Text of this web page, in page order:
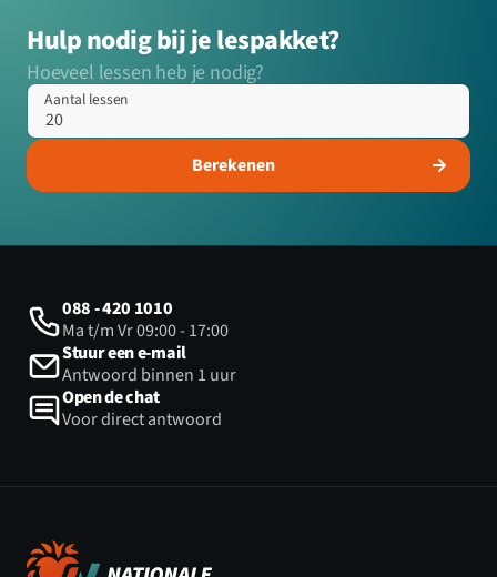
Hulp nodig bij je lespakket?
Hoeveel lessen heb je nodig?
Aantal lessen
Berekenen
088 - 420 1010
Ma t/m Vr 09:00 - 17:00
Stuur een e-mail
Antwoord binnen 1 uur
Open de chat
Voor direct antwoord